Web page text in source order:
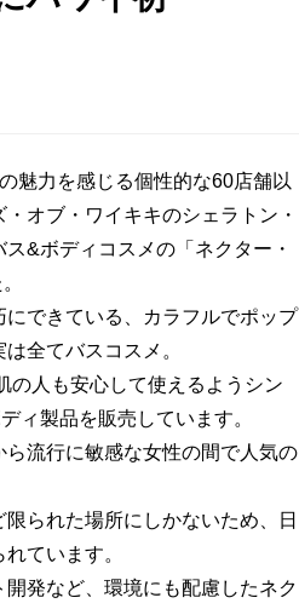
魅力を感じる個性的な60店舗以
オブ・ワイキキのシェラトン・
&ボディコスメの「ネクター・
できている、カラフルでポップ
全てバスコスメ。
の人も安心して使えるようシン
ィ製品を販売しています。
流行に敏感な女性の間で人気の
られた場所にしかないため、日
ています。
発など、環境にも配慮したネク